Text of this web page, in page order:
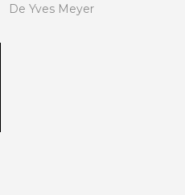
De Yves Meyer